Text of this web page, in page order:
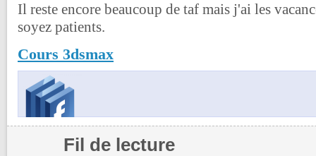
Il reste encore beaucoup de taf mais j'ai les
soyez patients.
Cours 3dsmax
Fil de lecture